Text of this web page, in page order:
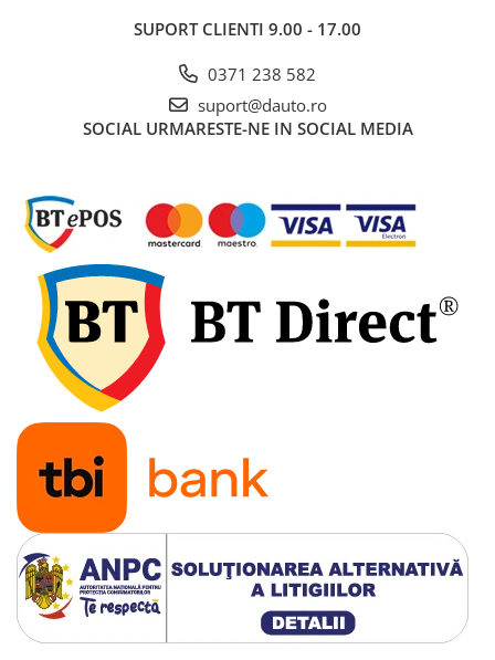
Conectori instalatii electrice auto,
Mufe si conectori auto etansi
Prize si stechere remorca, 7/13 pini
Prize, stechere si adaptoare
remorca N/S, 7/15 Pini
Relee auto
Sigurante Auto
Socluri pentru becuri auto
Suporturi si socluri sigurante auto
Sprayuri, intretinere si cosmetica
auto
Aditivi auto
Cosmetica interior si exterior auto
Degripante, lubrifianti, creme si
adezivi
Vopsea spray si antifoane
Accesorii si Echipamente Auto
SUPORT CLIENTI 9.00 - 17.00
0371 238 582
suport@dauto.ro
SOCIAL URMARESTE-NE IN SOCIAL MEDIA